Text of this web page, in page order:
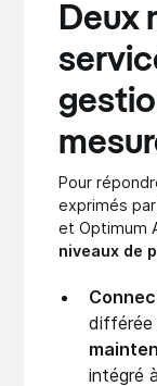
Deux
Pour
exprimés
et Optimum
niveaux de
différée
intégré